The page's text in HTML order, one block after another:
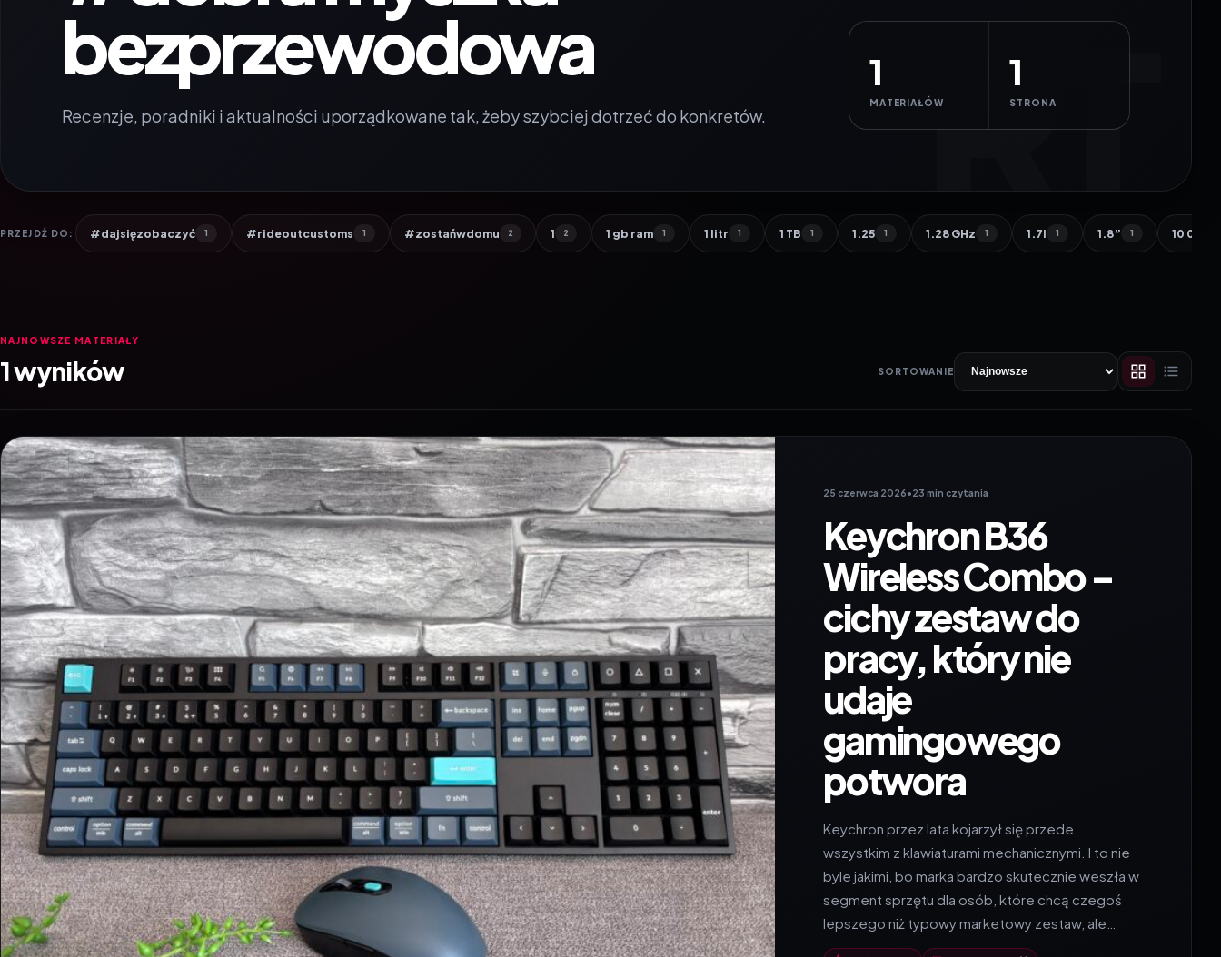
bezprzewodowa
Recenzje, poradniki i aktualności uporządkowane tak, żeby szybciej dotrzeć do konkretów.
1
MATERIAŁÓW
1
STRONA
PRZEJDŹ DO: #dajsięzobaczyć 1 #rideoutcustoms 1 #zostańwdomu 2 1 2 1 gb ram 1 1 litr 1 1 TB 1 1.25 1 1.28 GHz 1 1.7l 1 1.8” 1 10 000
NAJNOWSZE MATERIAŁY
1 wyników SORTOWANIE
25 czerwca 2026•23 min czytania
Keychron B36
Wireless Combo –
cichy zestaw do
pracy, który nie
udaje
gamingowego
potwora
Keychron przez lata kojarzył się przede
wszystkim z klawiaturami mechanicznymi. I to nie
byle jakimi, bo marka bardzo skutecznie weszła w
segment sprzętu dla osób, które chcą czegoś
lepszego niż typowy marketowy zestaw, ale…